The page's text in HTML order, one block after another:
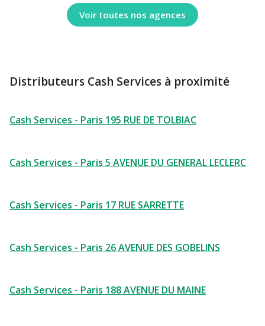
Voir toutes nos agences
Distributeurs Cash Services à proximité
Cash Services - Paris 195 RUE DE TOLBIAC
Cash Services - Paris 5 AVENUE DU GENERAL LECLERC
Cash Services - Paris 17 RUE SARRETTE
Cash Services - Paris 26 AVENUE DES GOBELINS
Cash Services - Paris 188 AVENUE DU MAINE